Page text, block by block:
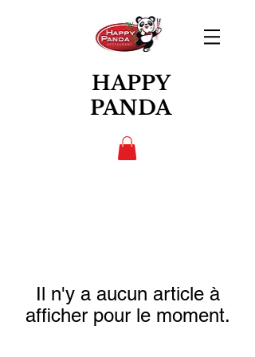
HAPPY
PANDA
Il n'y a aucun article à
afficher pour le moment.